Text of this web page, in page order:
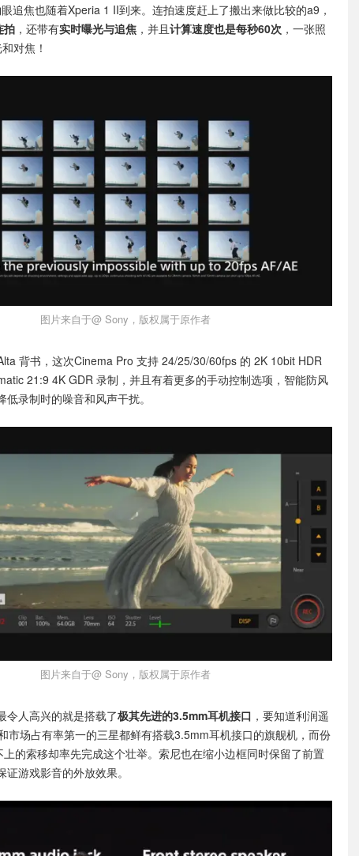
追焦也随着Xperia 1 II到来。连拍速度赶上了搬出来做比较的a9，
拍 ，还带有实时曝光与追焦 ，并且计算速度也是每秒60次 ，一张照
对焦！
图片来自于@ Sony，版权属于原作者
背书，这次Cinema Pro 支持 24/25/30/60fps 的 2K 10bit HDR
21:9 4K GDR 录制，并且有着更多的手动控制选项，智能防风
录制时的噪音和风声干扰。
图片来自于@ Sony，版权属于原作者
令人高兴的就是搭载了极其先进的3.5mm耳机接口 ，要知道利润遥
市场占有率第一的三星都鲜有搭载3.5mm耳机接口的旗舰机，而份
上的索移却率先完成这个壮举。索尼也在缩小边框同时保留了前置
证游戏影音的外放效果。